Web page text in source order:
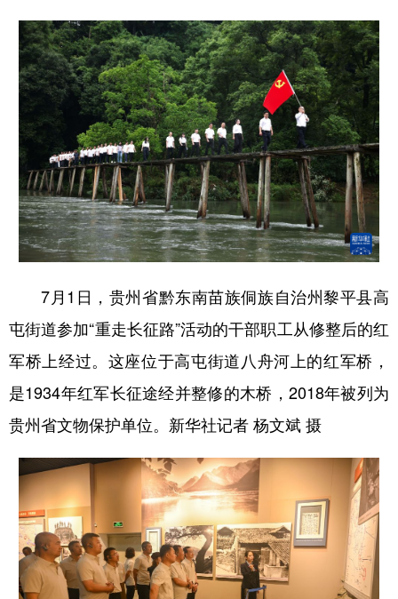
7月1日，贵州省黔东南苗族侗族自治州黎平县高
屯街道参加“重走长征路”活动的干部职工从修整后的红
军桥上经过。这座位于高屯街道八舟河上的红军桥，
是1934年红军长征途经并整修的木桥，2018年被列为
贵州省文物保护单位。新华社记者 杨文斌 摄